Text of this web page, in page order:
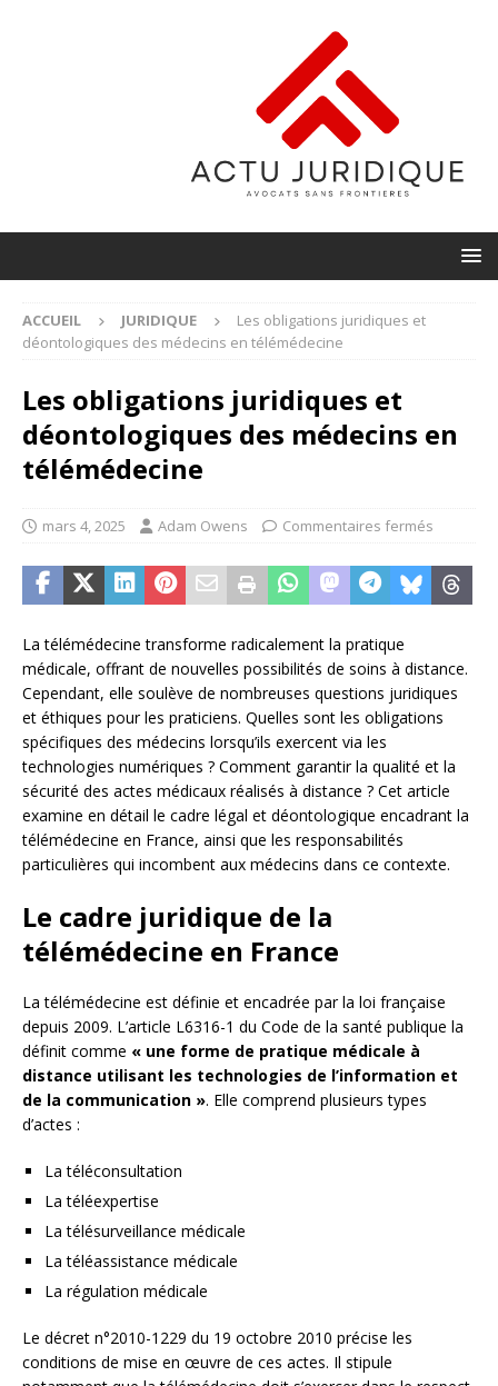
ACCUEIL JURIDIQUE
Les obligations juridiques et
déontologiques des médecins en télémédecine
Les obligations juridiques et
déontologiques des médecins en
télémédecine
mars 4, 2025 Adam Owens Commentaires fermés
La télémédecine transforme radicalement la pratique
médicale, offrant de nouvelles possibilités de soins à distance.
Cependant, elle soulève de nombreuses questions juridiques
et éthiques pour les praticiens. Quelles sont les obligations
spécifiques des médecins lorsqu’ils exercent via les
technologies numériques ? Comment garantir la qualité et la
sécurité des actes médicaux réalisés à distance ? Cet article
examine en détail le cadre légal et déontologique encadrant la
télémédecine en France, ainsi que les responsabilités
particulières qui incombent aux médecins dans ce contexte.
Le cadre juridique de la
télémédecine en France
La télémédecine est définie et encadrée par la loi française
depuis 2009. L’article L6316-1 du Code de la santé publique la
définit comme « une forme de pratique médicale à
distance utilisant les technologies de l’information et
de la communication ». Elle comprend plusieurs types
d’actes :
La téléconsultation
La téléexpertise
La télésurveillance médicale
La téléassistance médicale
La régulation médicale
Le décret n°2010-1229 du 19 octobre 2010 précise les
conditions de mise en œuvre de ces actes. Il stipule